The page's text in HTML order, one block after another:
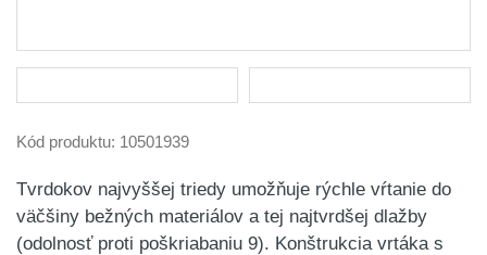
Kód produktu: 10501939
Tvrdokov najvyššej triedy umožňuje rýchle vŕtanie do
väčšiny bežných materiálov a tej najtvrdšej dlažby
(odolnosť proti poškriabaniu 9). Konštrukcia vrtáka s